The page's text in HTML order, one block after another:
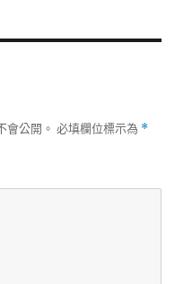
會公開。 必填欄位標示為 *